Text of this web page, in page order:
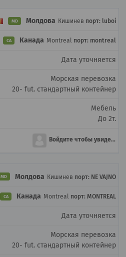
MD Молдова Кишинев порт: luboi
CA Канада Montreal порт: montreal
Дата уточняется
Морская перевозка
20- fut. стандартный контейнер
Мебель
До 2т.
Войдите чтобы увидеть
MD Молдова Кишинев порт: NE VAJNO
CA Канада Montreal порт: MONTREAL
Дата уточняется
Морская перевозка
20- fut. стандартный контейнер